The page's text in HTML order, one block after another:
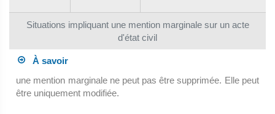
Situations impliquant une mention marginale sur un acte
d'état civil
À savoir
une mention marginale ne peut pas être supprimée. Elle peut
être uniquement modifiée.